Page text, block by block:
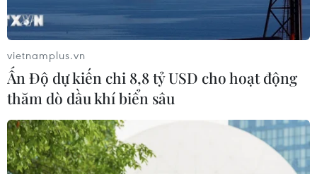
07/08/2026 12:17
Tầm nhìn bán dẫn của Malaysia: Đi
từ thế mạnh sẵn có lên nấc thang giá
trị cao
07/08/2026 11:51
vietnamplus.vn
Ấn Độ dự kiến chi 8,8 tỷ USD cho hoạt động
thăm dò dầu khí biển sâu